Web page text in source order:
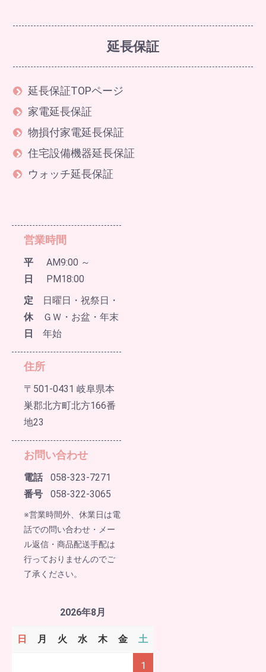
延長保証
延長保証TOPページ
家電延長保証
物損付家電延長保証
住宅設備機器延長保証
ウォッチ延長保証
営業時間
平
日
AM9:00 ～
PM18:00
定
休
日
日曜日・祝祭日・
ＧＷ・お盆・年末
年始
住所
〒501-0431 岐阜県本
巣郡北方町北方166番
地23
お問い合わせ
電話
番号
058-323-7271
058-322-3065
※営業時間外、休業日は電
話での問い合わせ・メー
ル返信・商品配送手配は
行っておりませんのでご
了承ください。
2026年8月
日 月 火 水 木 金 土
1